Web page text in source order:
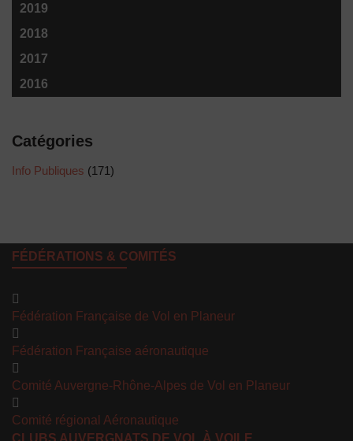
2019
2018
2017
2016
Catégories
Info Publiques (171)
FÉDÉRATIONS & COMITÉS
Fédération Française de Vol en Planeur
Fédération Française aéronautique
Comité Auvergne-Rhône-Alpes de Vol en Planeur
Comité régional Aéronautique
CLUBS AUVERGNATS DE VOL À VOILE